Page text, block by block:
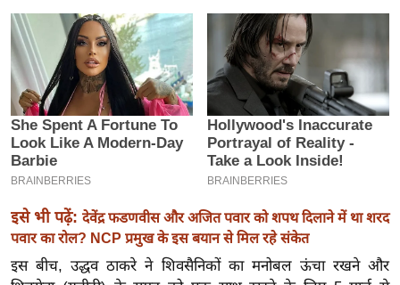
क्रि
के
ट
I
P
L
2
0
2
6
इ
इसे भी पढ़ें: देवेंद्र फडणवीस और अजित पवार को शपथ दिलाने में था शरद
पवार का रोल? NCP प्रमुख के इस बयान से मिल रहे संकेत
इस बीच, उद्धव ठाकरे ने शिवसैनिकों का मनोबल ऊंचा रखने और